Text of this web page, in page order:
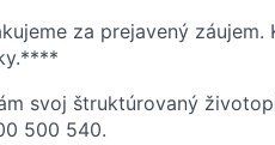
za prejavený záujem.
svoj štruktúrovaný
500 540.